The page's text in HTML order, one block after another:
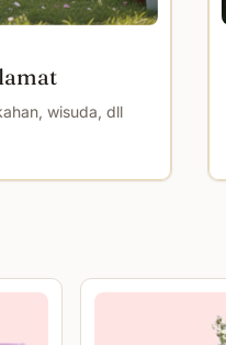
wisuda, dll